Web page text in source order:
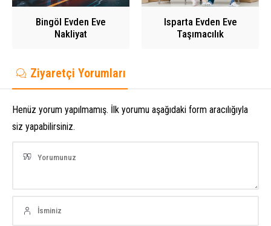
Bingöl Evden Eve
Nakliyat
Isparta Evden Eve
Taşımacılık
Ziyaretçi Yorumları
Henüz yorum yapılmamış. İlk yorumu aşağıdaki form aracılığıyla
siz yapabilirsiniz.